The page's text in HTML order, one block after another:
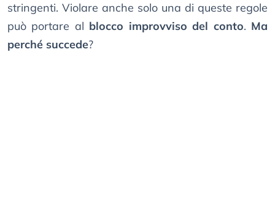
stringenti. Violare anche solo una di queste regole
può portare al blocco improvviso del conto. Ma
perché succede?